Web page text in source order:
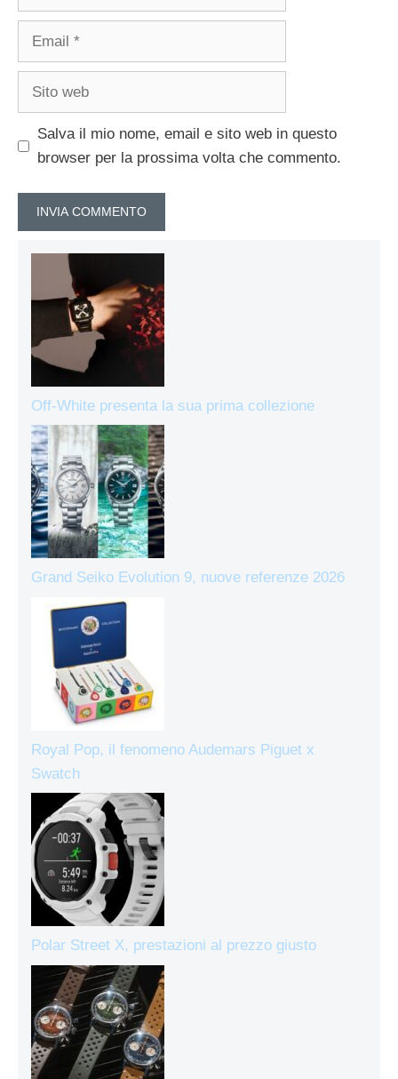
Email
Sito
Salva il mio nome, email e sito web in questo
browser per la prossima volta che commento.
Off-White presenta la sua prima collezione
Grand Seiko Evolution 9, nuove referenze 2026
Royal Pop, il fenomeno Audemars Piguet x
Swatch
Polar Street X, prestazioni al prezzo giusto